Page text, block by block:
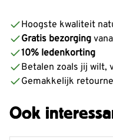
Hoogste kwaliteit
Gratis bezorging
10% ledenkorting
Betalen zoals jij wilt,
Gemakkelijk
Ook